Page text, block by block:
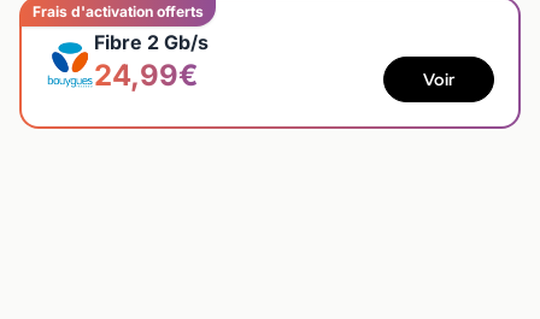
Frais d'activation offerts
Fibre 2 Gb/s
24,99€ Voir